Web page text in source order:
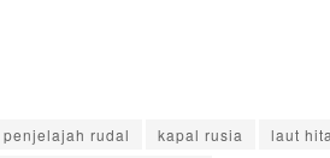
rudal kapal rusia laut